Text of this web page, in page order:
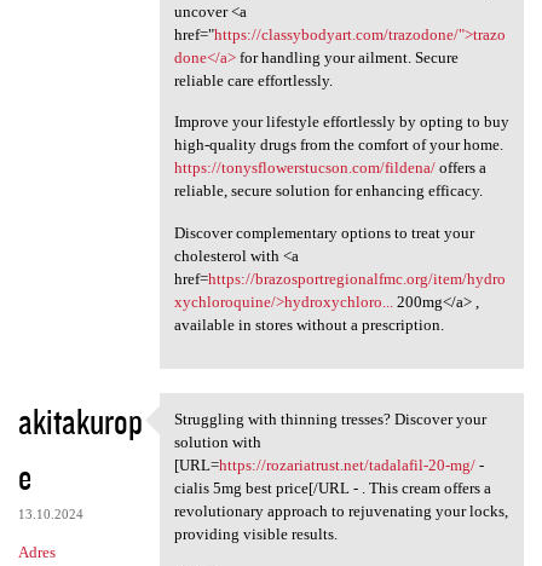
uncover <a
href="https://classybodyart.com/trazodone/">trazo
done</a>for handling your ailment. Secure
reliable care effortlessly.
Improve your lifestyle effortlessly by opting to buy
high-quality drugs from the comfort of your home.
https://tonysflowerstucson.com/fildena/offers a
reliable, secure solution for enhancing efficacy.
Discover complementary options to treat your
cholesterol with <a
href=https://brazosportregionalfmc.org/item/hydro
xychloroquine/>hydroxychloro...
200mg</a> ,
available in stores without a prescription.
akitakurop
e
13.10.2024
Adres
Struggling with thinning
Struggling with thinning tresses? Discover your
solution with
[URL=https://rozariatrust.net/tadalafil-20-mg/-
cialis 5mg best price[/URL - . This cream offers a
revolutionary approach to rejuvenating your locks,
providing visible results.